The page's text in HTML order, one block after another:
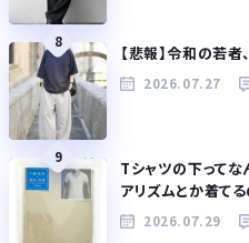
8
【悲報】令和の若者
2026.07.27
9
Tシャツの下って
アリズムとか着てる
2026.07.29